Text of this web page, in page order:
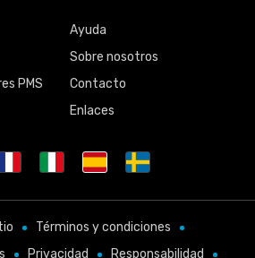
PMS
Ayuda
Sobre nosotros
Contacto
Enlaces
Términos y condiciones
Privacidad Responsabilidad